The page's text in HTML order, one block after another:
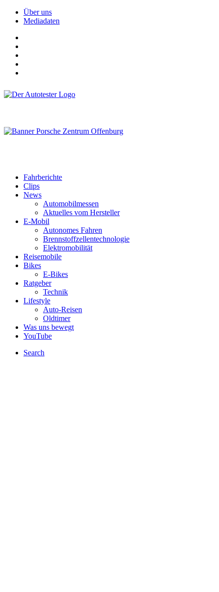
Über uns
Mediadaten
Fahrberichte
Clips
News
Automobilmessen
Aktuelles vom Hersteller
E-Mobil
Autonomes Fahren
Brennstoffzellentechnologie
Elektromobilität
Reisemobile
Bikes
E-Bikes
Ratgeber
Technik
Lifestyle
Auto-Reisen
Oldtimer
Was uns bewegt
YouTube
Search